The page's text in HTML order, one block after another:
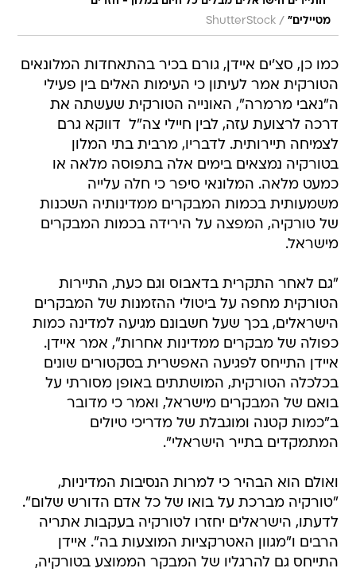
מטיילים" /
ShutterStock
כמו כן, סצ'ים איידן, גורם בכיר בהתאחדות המלונאים
הטורקית אמר לעיתון כי העימות האלים בין פעילי
ה"נאבי מרמרה", האונייה הטורקית שעשתה את
דרכה לרצועת עזה, לבין חיילי צה"ל  דווקא גרם
לצמיחה תיירותית. לדבריו, מרבית בתי המלון
בטורקיה נמצאים בימים אלה בתפוסה מלאה או
כמעט מלאה. המלונאי סיפר כי חלה עלייה
משמעותית בכמות המבקרים ממדינותיה השכנות
של טורקיה, המפצה על הירידה בכמות המבקרים
מישראל.
"גם לאחר התקרית בדאבוס וגם כעת, התיירות
הטורקית מחפה על ביטולי ההזמנות של המבקרים
הישראלים, בכך שעל חשבונם מגיעה למדינה כמות
כפולה של מבקרים ממדינות אחרות", אמר איידן.
איידן התייחס לפגיעה האפשרית בסקטורים שונים
בכלכלה הטורקית, המושתתים באופן מסורתי על
בואם של המבקרים מישראל, ואמר כי מדובר
ב"כמות קטנה ומוגבלת של מדריכי טיולים
המתמקדים בתייר הישראלי".
ואולם הוא הבהיר כי למרות הנסיבות המדיניות,
"טורקיה מברכת על בואו של כל אדם הדורש שלום".
לדעתו, הישראלים יחזרו לטורקיה בעקבות אתריה
הרבים ו"מגוון האטרקציות המוצעות בה". איידן
התייחס גם להרגליו של המבקר הממוצע בטורקיה,